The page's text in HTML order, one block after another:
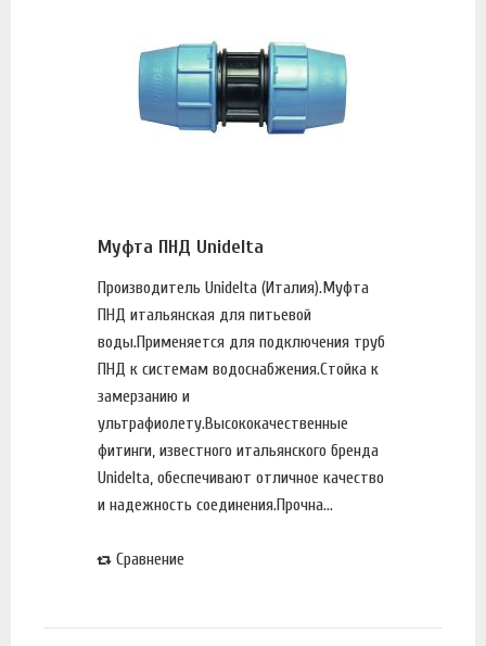
Муфта ПНД Unidelta
Производитель Unidelta (Италия).Муфта
ПНД итальянская для питьевой
воды.Применяется для подключения труб
ПНД к системам водоснабжения.Стойка к
замерзанию и
ультрафиолету.Высококачественные
фитинги, известного итальянского бренда
Unidelta, обеспечивают отличное качество
и надежность соединения.Прочна...
Сравнение